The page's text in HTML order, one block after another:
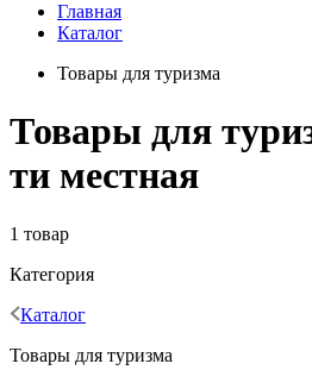
Главная
Каталог
Товары для туризма
Товары для
ти местная
1 товар
Категория
Каталог
Товары для туризма